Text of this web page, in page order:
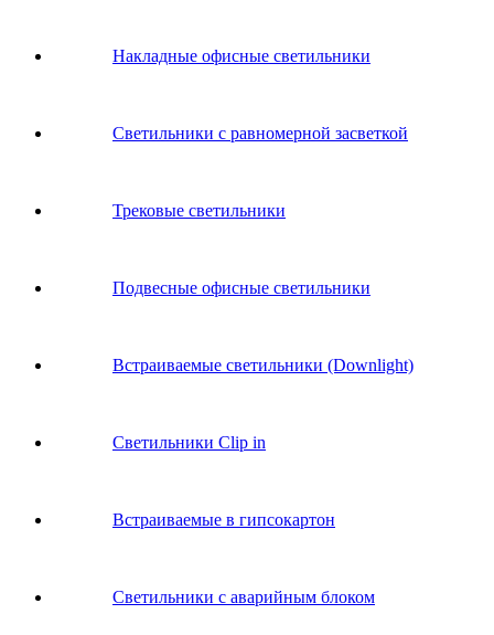
Накладные офисные светильники
Светильники с равномерной засветкой
Трековые светильники
Подвесные офисные светильники
Встраиваемые светильники (Downlight)
Светильники Clip in
Встраиваемые в гипсокартон
Светильники с аварийным блоком